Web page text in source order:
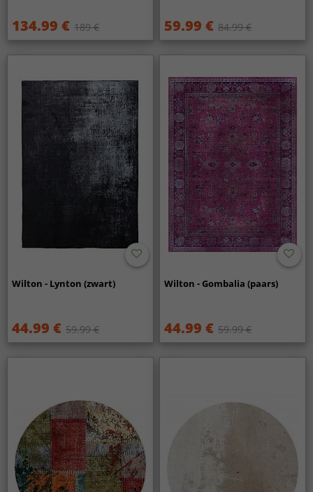
134.99 € 189 € 59.99 € 84.99 €
Wilton - Lynton (zwart)
44.99 € 59.99 €
Wilton - Gombalia (paars)
44.99 € 59.99 €